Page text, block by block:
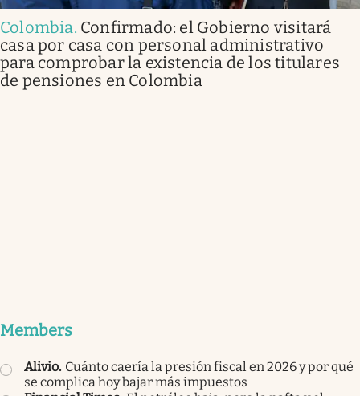
Colombia. Confirmado: el Gobierno visitará
casa por casa con personal administrativo
para comprobar la existencia de los titulares
de pensiones en Colombia
Members
Alivio. Cuánto caería la presión fiscal en 2026 y por qué
se complica hoy bajar más impuestos